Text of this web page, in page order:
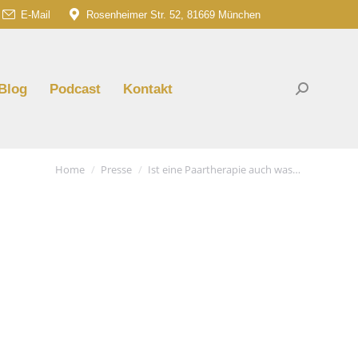
E-Mail Rosenheimer Str. 52, 81669 München
Podcast Kontakt Search:
You are here:
Home Presse Ist eine Paartherapie auch was…